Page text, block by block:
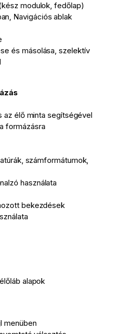
modulok, fedőlap)
Navigációs ablak
és másolása, szelektív
az élő minta segítségével
formázásra
számformátumok,
használata
bekezdések
alapok
menüben